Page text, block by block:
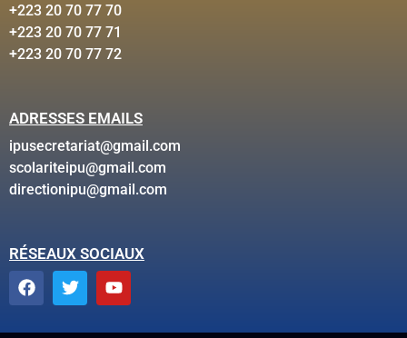
+223 20 70 77 70
+223 20 70 77 71
+223 20 70 77 72
ADRESSES EMAILS
ipusecretariat@gmail.com
scolariteipu@gmail.com
directionipu@gmail.com
RÉSEAUX SOCIAUX